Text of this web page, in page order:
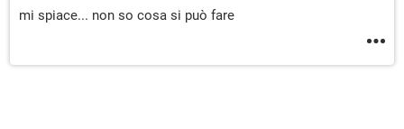
mi spiace... non so cosa si può fare